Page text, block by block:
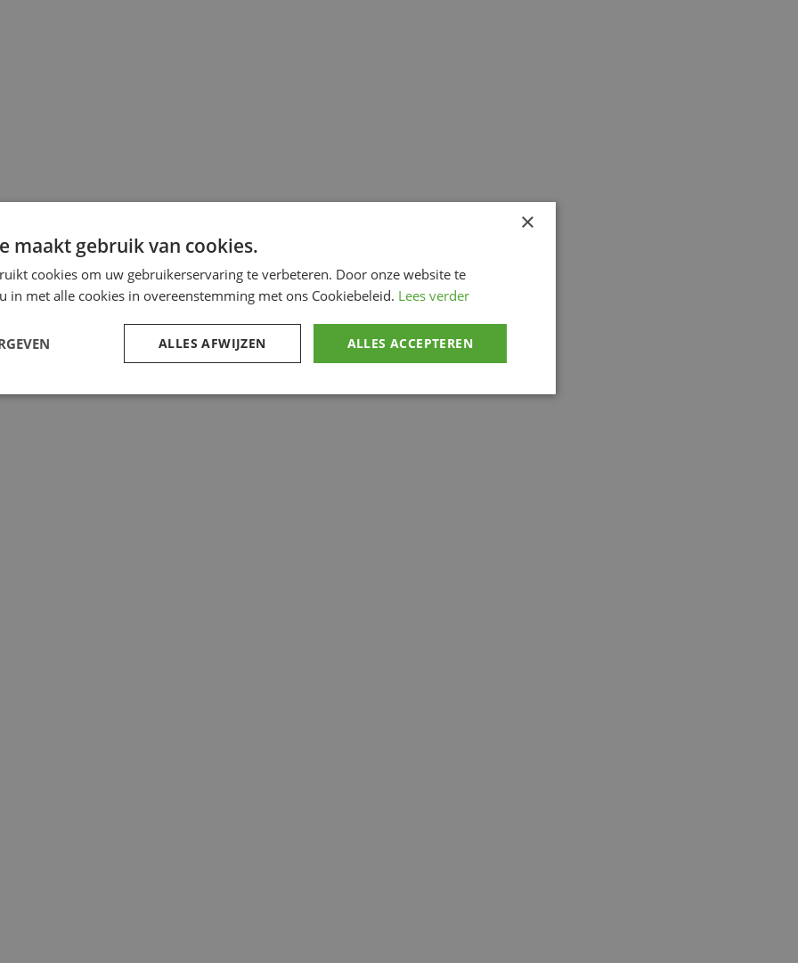
×
maakt gebruik van cookies.
cookies om uw gebruikerservaring te verbeteren. Door onze website te
in met alle cookies in overeenstemming met ons Cookiebeleid. Lees verder
ALLES ACCEPTEREN
ALLES AFWIJZEN